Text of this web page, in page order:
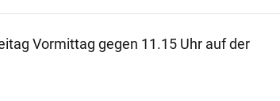
Vormittag gegen 11.15 Uhr auf der